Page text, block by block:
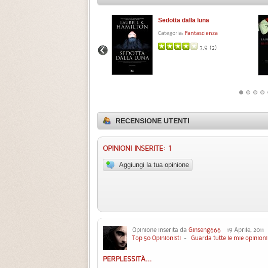
Sedotta dalla luna
Categoria: Fantascienza
3.9 (2)
RECENSIONE UTENTI
OPINIONI INSERITE: 1
Aggiungi la tua opinione
Opinione inserita da Ginseng666 19 Aprile, 2011
Top 50 Opinionisti - Guarda tutte le mie opinioni
PERPLESSITÀ...